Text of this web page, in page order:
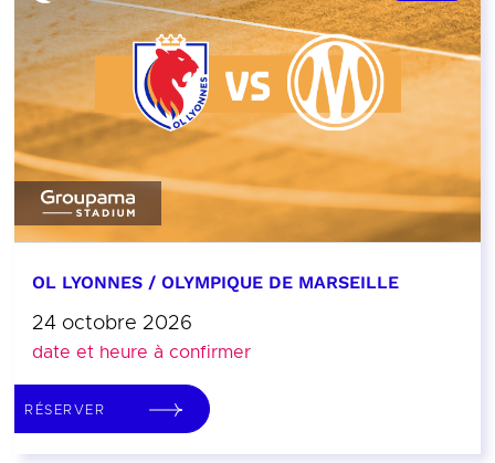
OL LYONNES / OLYMPIQUE DE MARSEILLE
24 octobre 2026
date et heure à confirmer
RÉSERVER